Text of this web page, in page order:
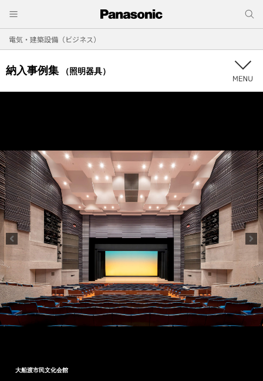
電気・建築設備（ビジネス）
納入事例集 （照明器具）
大船渡市民文化会館